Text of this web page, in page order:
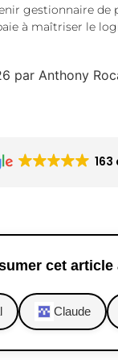
gestionnaire de
à maîtriser le
par Anthony
163
cet article
Claude